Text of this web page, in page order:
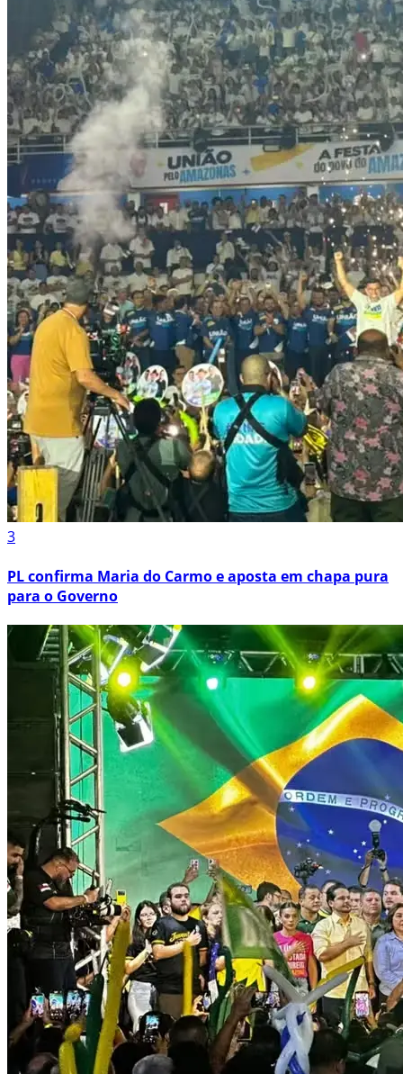
3
PL confirma Maria do Carmo e aposta em chapa pura
para o Governo